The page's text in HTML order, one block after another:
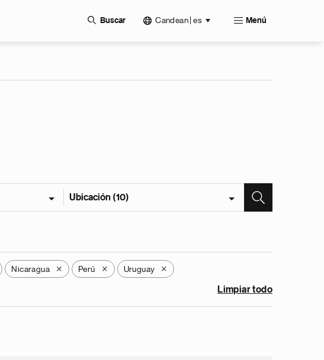
Buscar Candean | es Menú
Ubicación (10)
Nicaragua X Perú X Uruguay X
Limpiar todo